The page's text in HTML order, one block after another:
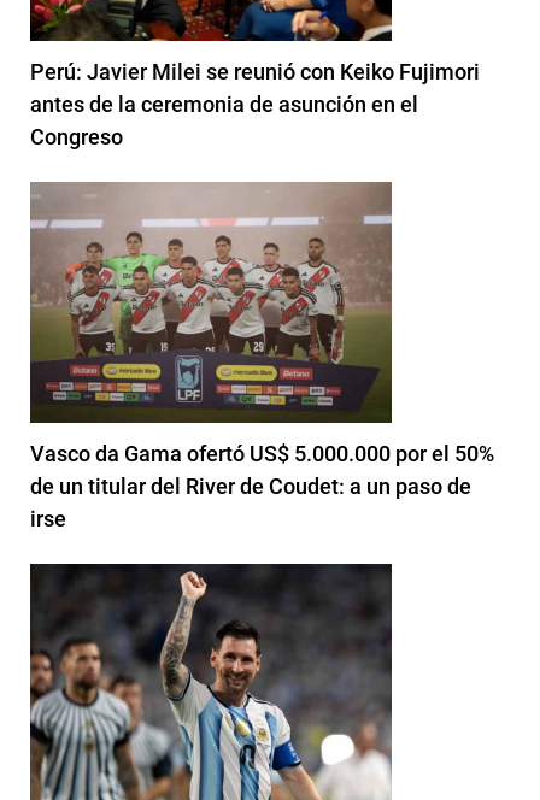
Perú: Javier Milei se reunió con Keiko Fujimori
antes de la ceremonia de asunción en el
Congreso
Vasco da Gama ofertó US$ 5.000.000 por el 50%
de un titular del River de Coudet: a un paso de
irse